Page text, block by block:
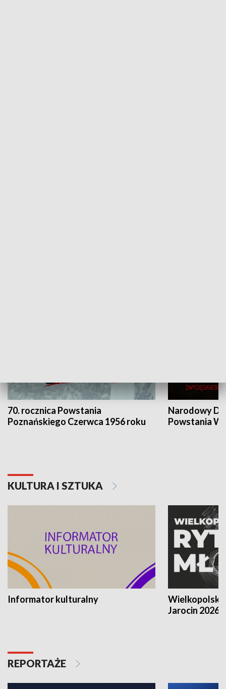
70. rocznica Powstania
Poznańskiego Czerwca 1956 roku
Narodowy
Powstania
KULTURA I SZTUKA
Informator kulturalny
Jarocin 2026
REPORTAŻE